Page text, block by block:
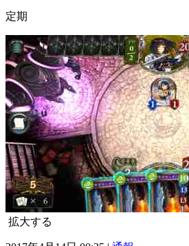
定期
拡大する